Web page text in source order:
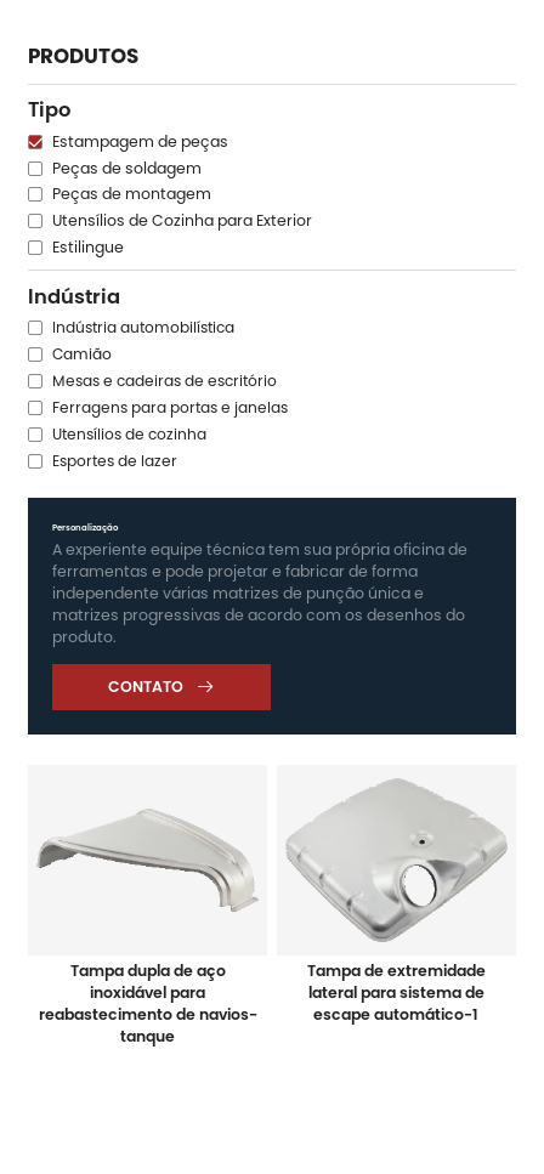
PRODUTOS
Tipo
Estampagem de peças
Peças de soldagem
Peças de montagem
Utensílios de Cozinha para Exterior
Estilingue
Indústria
Indústria automobilística
Camião
Mesas e cadeiras de escritório
Ferragens para portas e janelas
Utensílios de cozinha
Esportes de lazer
Personalização
A experiente equipe técnica tem sua própria oficina de
ferramentas e pode projetar e fabricar de forma
independente várias matrizes de punção única e
matrizes progressivas de acordo com os desenhos do
produto.
CONTATO 
Tampa dupla de aço
inoxidável para
reabastecimento de navios-
tanque
Tampa de extremidade
lateral para sistema de
escape automático-1